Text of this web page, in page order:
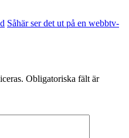
Såhär ser det ut på en webbtv-
Obligatoriska fält är